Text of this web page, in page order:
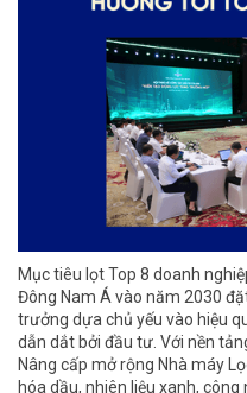
Mục tiêu lọt Top 8 doanh
Đông Nam Á vào năm 2030
trưởng dựa chủ yếu vào hiệu
dẫn dắt bởi đầu tư. Với nền
Nâng cấp mở rộng Nhà máy
hóa dầu, nhiên liệu xanh,